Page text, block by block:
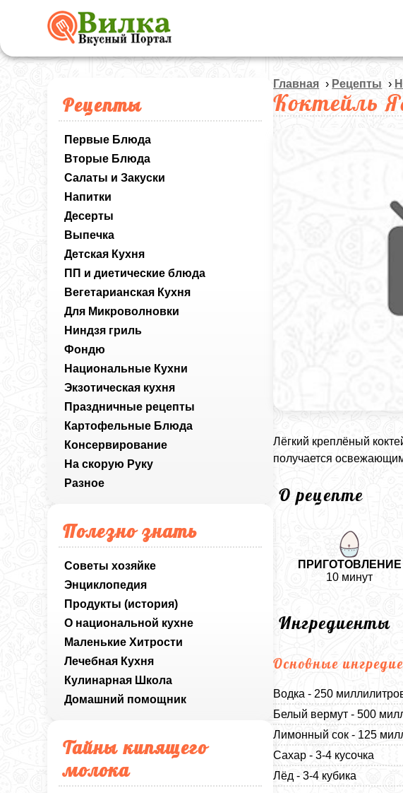
Рецепты
Первые Блюда
Вторые Блюда
Салаты и Закуски
Напитки
Десерты
Выпечка
Детская Кухня
ПП и диетические блюда
Вегетарианская Кухня
Для Микроволновки
Ниндзя гриль
Фондю
Национальные Кухни
Экзотическая кухня
Праздничные рецепты
Картофельные Блюда
Консервирование
На скорую Руку
Разное
Полезно знать
Советы хозяйке
Энциклопедия
Продукты (история)
О национальной кухне
Маленькие Хитрости
Лечебная Кухня
Кулинарная Школа
Домашний помощник
Тайны кипящего
молока
Главная › Рецепты ›
Коктейль
Лёгкий креплёный
получается
О рецепте
ПРИГОТОВЛЕНИЕ
10 минут
Ингредиенты
Основные
Водка - 250
Белый вермут - 500
Лимонный сок - 125
Сахар - 3-4 кусочка
Лёд - 3-4 кубика